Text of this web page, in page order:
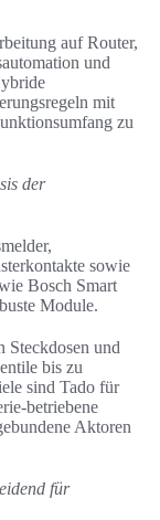
auf Router,
und
mit
zu
der
sowie
Bosch Smart
Module.
Steckdosen und
bis zu
sind Tado für
betriebene
Aktoren
für